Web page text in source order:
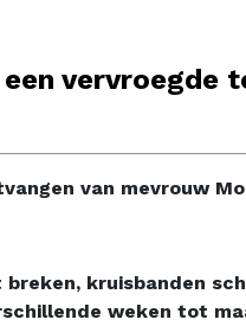
vervroegde
van mevrouw
kruisbanden
weken tot